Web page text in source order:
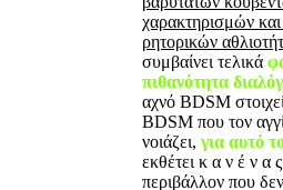
χαρακτηρισμών
ρητορικών
συμβαίνει τελικά
πιθανότητα
αχνό BDSM
BDSM που τον
νοιάζει, για αυτό
εκθέτει κ α ν έ ν α
περιβάλλον που